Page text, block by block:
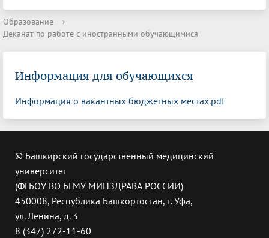
Образование
›
Деканат по работе с иностранными обучающимися
Информация для обучающихся
Информация о вакантных бюджетных местах.pdf
© Башкирский государственный медицинский
университет
(ФГБОУ ВО БГМУ МИНЗДРАВА РОССИИ)
450008, Республика Башкортостан, г. Уфа,
ул. Ленина, д. 3
8 (347) 272-11-60